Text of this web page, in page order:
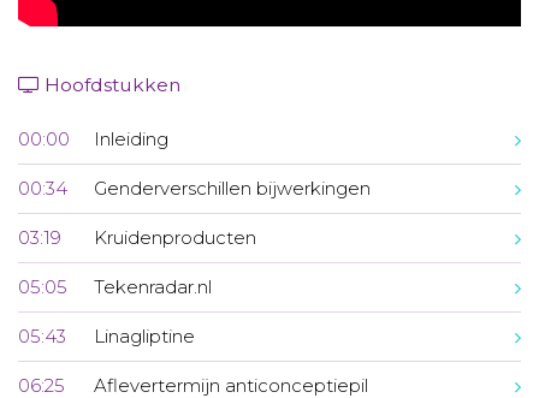
Hoofdstukken
00:00 Inleiding
00:34 Genderverschillen bijwerkingen
03:19 Kruidenproducten
05:05 Tekenradar.nl
05:43 Linagliptine
06:25 Aflevertermijn anticonceptiepil